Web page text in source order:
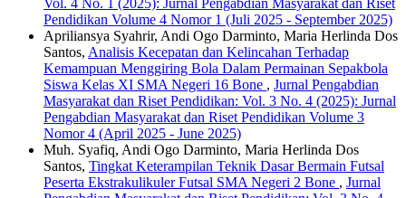
Vol. 4 No. 1 (2025): Jurnal Pengabdian Masyarakat dan Riset
Pendidikan Volume 4 Nomor 1 (Juli 2025 - September 2025)
Apriliansya Syahrir, Andi Ogo Darminto, Maria Herlinda Dos
Santos, Analisis Kecepatan dan Kelincahan Terhadap
Kemampuan Menggiring Bola Dalam Permainan Sepakbola
Siswa Kelas XI SMA Negeri 16 Bone , Jurnal Pengabdian
Masyarakat dan Riset Pendidikan: Vol. 3 No. 4 (2025): Jurnal
Pengabdian Masyarakat dan Riset Pendidikan Volume 3
Nomor 4 (April 2025 - June 2025)
Muh. Syafiq, Andi Ogo Darminto, Maria Herlinda Dos
Santos, Tingkat Keterampilan Teknik Dasar Bermain Futsal
Peserta Ekstrakulikuler Futsal SMA Negeri 2 Bone , Jurnal